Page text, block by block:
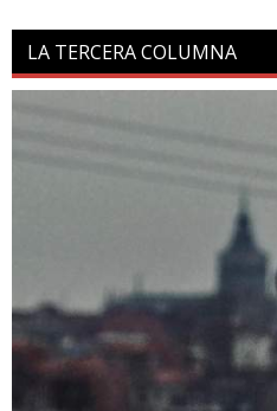
LA TERCERA COLUMNA